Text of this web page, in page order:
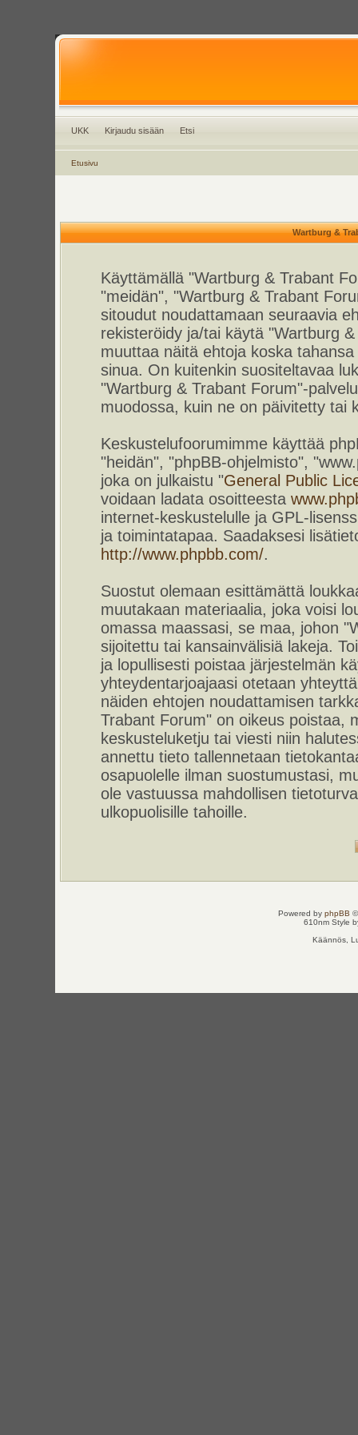
UKK Kirjaudu sisään Etsi
Etusivu
Wartburg &
Käyttämällä "Wartburg & Trabant
"meidän", "Wartburg & Trabant
sitoudut noudattamaan seuraavia
rekisteröidy ja/tai käytä "Wartburg
muuttaa näitä ehtoja koska
sinua. On kuitenkin suositeltavaa
"Wartburg & Trabant Forum"-
muodossa, kuin ne on päivitetty tai
Keskustelufoorumimme käyttää
"heidän", "phpBB-ohjelmisto",
joka on julkaistu "General Public
voidaan ladata osoitteesta
internet-keskustelulle ja GPL-
ja toimintatapaa. Saadaksesi
http://www.phpbb.com/.
Suostut olemaan esittämättä
muutakaan materiaalia, joka voisi
omassa maassasi, se maa, johon
sijoitettu tai kansainvälisiä lakeja.
ja lopullisesti poistaa järjestelmän
yhteydentarjoajaasi otetaan
näiden ehtojen noudattamisen
Trabant Forum" on oikeus poistaa,
keskusteluketju tai viesti niin
annettu tieto tallennetaan
osapuolelle ilman suostumustasi,
ole vastuussa mahdollisen
ulkopuolisille tahoille.
Powered by phpBB
610nm Style
Käännös,